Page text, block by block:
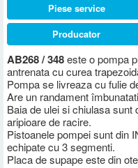
AB268 / 348este o pompa
antrenata cu curea
Pompa se livreaza cu fulie
Are un randament
Baia de ulei si chiulasa sunt
aripioare de racire.
Pistoanele pompei sunt din
echipate cu 3 segmenti.
Placa de supape este din
Piese service
Producator